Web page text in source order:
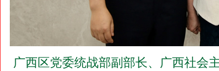
广西区党委统战部副部长、广西社会